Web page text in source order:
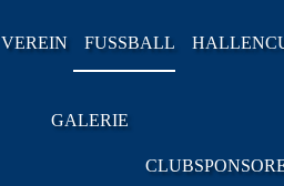
VEREIN FUSSBALL
GALERIE